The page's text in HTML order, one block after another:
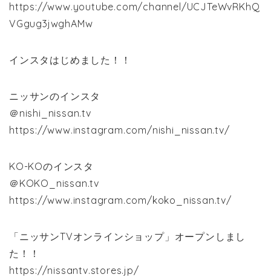
https://www.youtube.com/channel/UCJTeWvRKhQ
VGgug3jwghAMw
インスタはじめました！！
ニッサンのインスタ
＠nishi_nissan.tv
https://www.instagram.com/nishi_nissan.tv/
KO-KOのインスタ
＠KOKO_nissan.tv
https://www.instagram.com/koko_nissan.tv/
「ニッサンTVオンラインショップ」オープンしまし
た！！
https://nissantv.stores.jp/